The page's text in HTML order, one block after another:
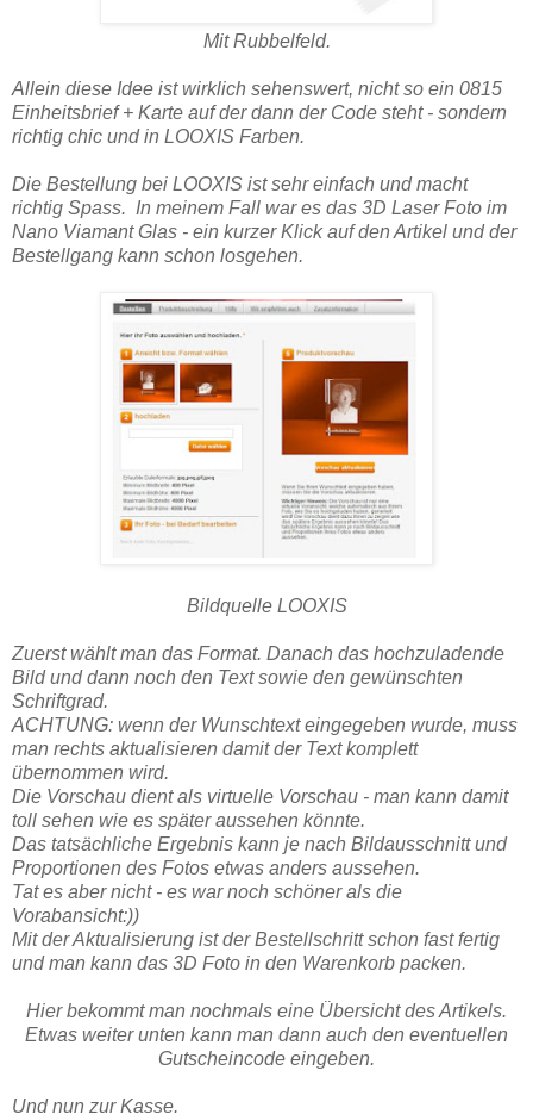
Mit Rubbelfeld.
Allein diese Idee ist wirklich sehenswert, nicht so ein 0815
Einheitsbrief + Karte auf der dann der Code steht - sondern
richtig chic und in LOOXIS Farben.
Die Bestellung bei LOOXIS ist sehr einfach und macht
richtig Spass. In meinem Fall war es das 3D Laser Foto im
Nano Viamant Glas - ein kurzer Klick auf den Artikel und der
Bestellgang kann schon losgehen.
Bildquelle LOOXIS
Zuerst wählt man das Format. Danach das hochzuladende
Bild und dann noch den Text sowie den gewünschten
Schriftgrad.
ACHTUNG: wenn der Wunschtext eingegeben wurde, muss
man rechts aktualisieren damit der Text komplett
übernommen wird.
Die Vorschau dient als virtuelle Vorschau - man kann damit
toll sehen wie es später aussehen könnte.
Das tatsächliche Ergebnis kann je nach Bildausschnitt und
Proportionen des Fotos etwas anders aussehen.
Tat es aber nicht - es war noch schöner als die
Vorabansicht:))
Mit der Aktualisierung ist der Bestellschritt schon fast fertig
und man kann das 3D Foto in den Warenkorb packen.
Hier bekommt man nochmals eine Übersicht des Artikels.
Etwas weiter unten kann man dann auch den eventuellen
Gutscheincode eingeben.
Und nun zur Kasse.